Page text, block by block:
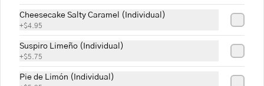
Cheesecake Salty Caramel (Individual)
+$4.95
Suspiro Limeño (Individual)
+$5.75
Pie de Limón (Individual)